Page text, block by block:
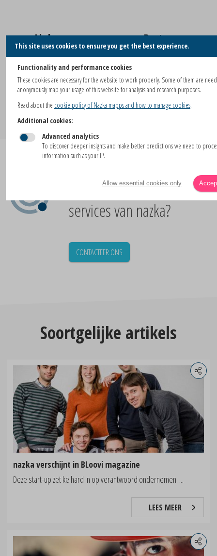
Links Partners
Deel dit artikel
Geïnteresseerd in de
services van nazka?
CONTACTEER ONS
Soortgelijke artikels
nazka verschijnt in BLoovi magazine
Deze start-up zet keihard in op verantwoord ondernemen. ...
LEES MEER
This site uses cookies to ensure you get the best experience.
Functionality and performance cookies
These cookies are necessary for the website to work properly. Some of them are
anonymously map your usage of this website for analysis and research purposes.
Read about the cookie policy of Nazka mapps and how to manage cookies.
Additional cookies:
Advanced analytics
To discover deeper insights and make better predictions we need to
information such as your IP.
Allow essential cookies only